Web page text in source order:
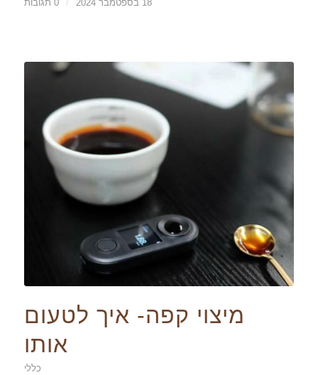
18 בספטמבר 2024 / 0 תגובות
מיצוי קפה- איך לטעום
אותו
כללי